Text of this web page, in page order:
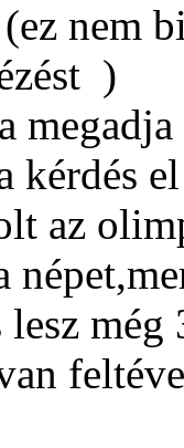
nem
)
kérdés
az